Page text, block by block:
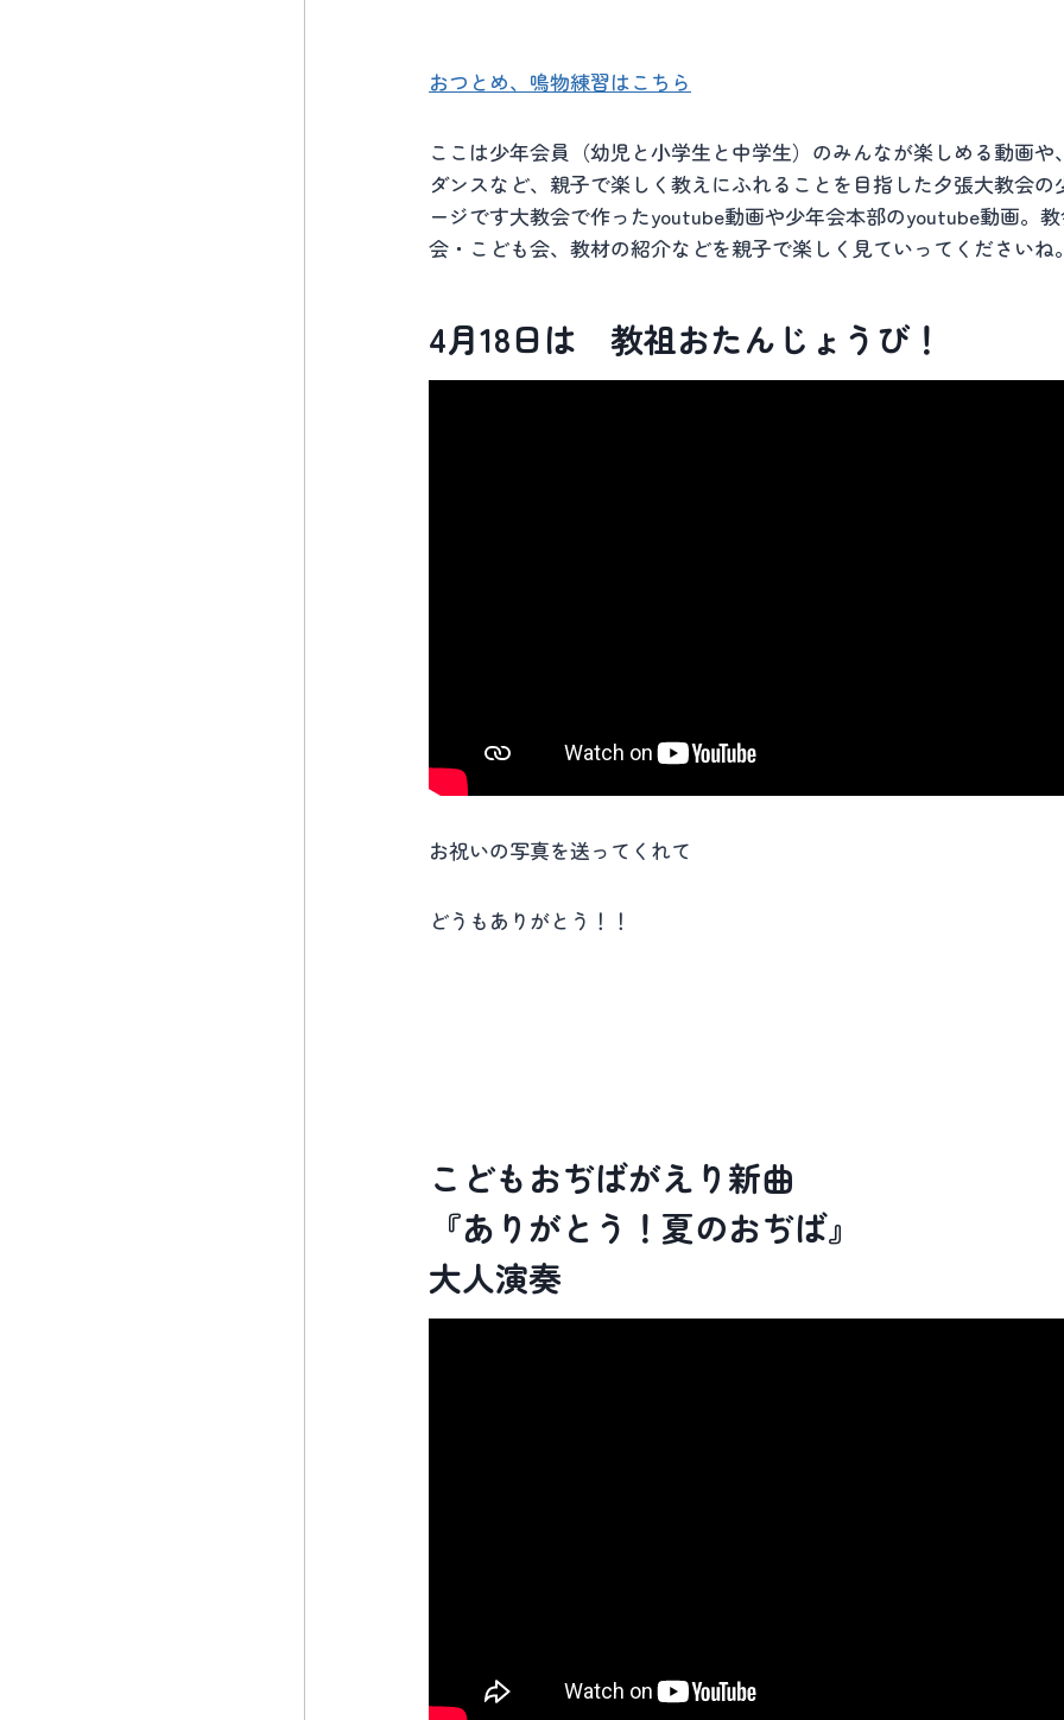
おつとめ、鳴物練習はこちら
ここは少年会員（幼児と小学生と中学生）のみんなが楽しめる動画や
ダンスなど、親子で楽しく教えにふれることを目指した夕張大教会の
ージです大教会で作ったyoutube動画や少年会本部のyoutube動画。教
会・こども会、教材の紹介などを親子で楽しく見ていってくださいね。
4月18日は 教祖おたんじょうび！
お祝いの写真を送ってくれて
どうもありがとう！！
こどもおぢばがえり新曲
『ありがとう！夏のおぢば』
大人演奏